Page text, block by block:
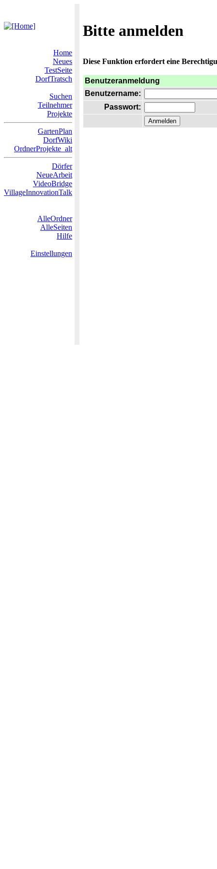
Bitte anmelden
Home
Neues
TestSeite
DorfTratsch
Suchen
Teilnehmer
Projekte
GartenPlan
DorfWiki
OrdnerProjekte_alt
Dörfer
NeueArbeit
VideoBridge
VillageInnovationTalk
AlleOrdner
AlleSeiten
Hilfe
Einstellungen
Diese Funktion erfordert eine
Benutzeranmeldung
Benutzername:
Passwort: